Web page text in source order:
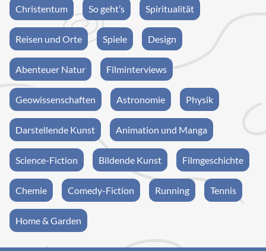
Christentum So geht’s Spiritualität
Reisen und Orte Spiele Design
Abenteuer Natur Filminterviews
Geowissenschaften Astronomie Physik
Darstellende Kunst Animation und Manga
Science-Fiction Bildende Kunst Filmgeschichte
Chemie Comedy-Fiction Running Tennis
Home & Garden